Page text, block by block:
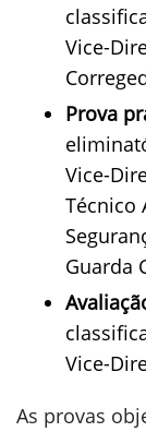
Vice-
Prova
Vice-
Técnico
Guarda
Vice-
As provas